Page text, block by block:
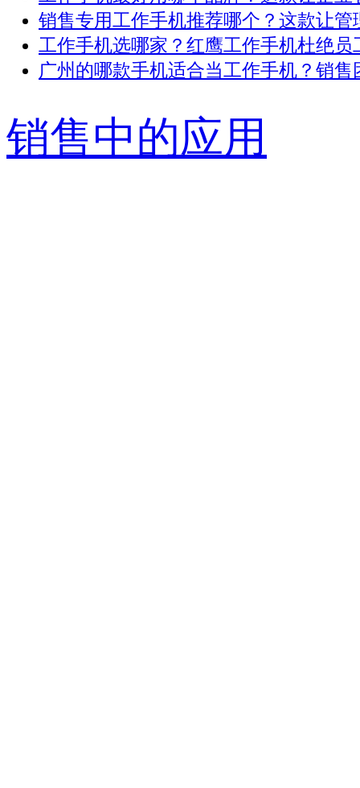
销售专用工作手机推荐哪个？这款让管
工作手机选哪家？红鹰工作手机杜绝员
广州的哪款手机适合当工作手机？销售
销售中的应用